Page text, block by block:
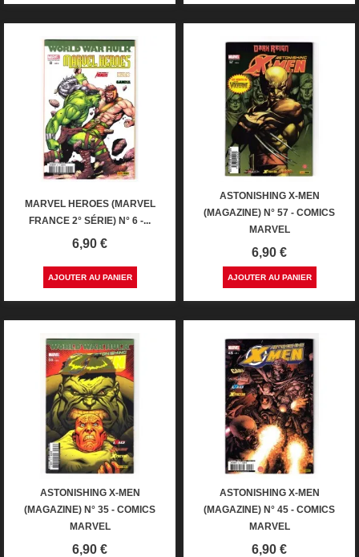
MARVEL HEROES (MARVEL
FRANCE 2° SÉRIE) N° 6 -...
Prix
6,90 €
AJOUTER AU PANIER
ASTONISHING X-MEN
(MAGAZINE) N° 57 - COMICS
MARVEL
Prix
6,90 €
AJOUTER AU PANIER
ASTONISHING X-MEN
(MAGAZINE) N° 35 - COMICS
MARVEL
Prix
6,90 €
ASTONISHING X-MEN
(MAGAZINE) N° 45 - COMICS
MARVEL
Prix
6,90 €